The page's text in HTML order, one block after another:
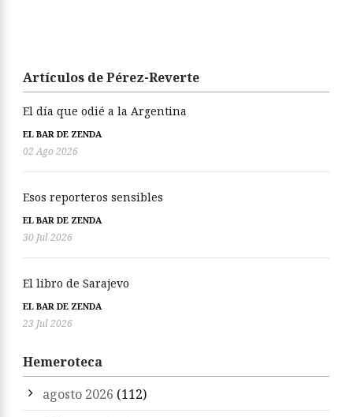
Artículos de Pérez-Reverte
El día que odié a la Argentina
EL BAR DE ZENDA
02 Ago 2026
Esos reporteros sensibles
EL BAR DE ZENDA
30 Jul 2026
El libro de Sarajevo
EL BAR DE ZENDA
23 Jul 2026
Hemeroteca
agosto 2026 (112)